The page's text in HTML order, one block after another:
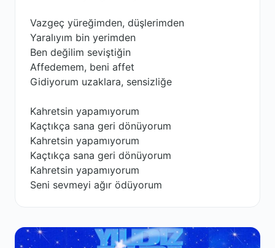
Vazgeç yüreğimden, düşlerimden
Yaralıyım bin yerimden
Ben değilim seviştiğin
Affedemem, beni affet
Gidiyorum uzaklara, sensizliğe
Kahretsin yapamıyorum
Kaçtıkça sana geri dönüyorum
Kahretsin yapamıyorum
Kaçtıkça sana geri dönüyorum
Kahretsin yapamıyorum
Seni sevmeyi ağır ödüyorum